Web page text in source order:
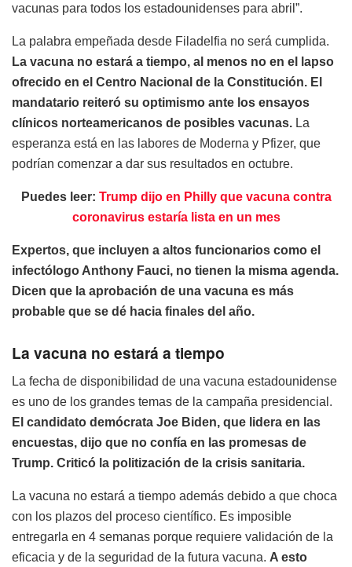
vacunas para todos los estadounidenses para abril”.
La palabra empeñada desde Filadelfia no será cumplida.
La vacuna no estará a tiempo, al menos no en el lapso
ofrecido en el Centro Nacional de la Constitución. El
mandatario reiteró su optimismo ante los ensayos
clínicos norteamericanos de posibles vacunas. La
esperanza está en las labores de Moderna y Pfizer, que
podrían comenzar a dar sus resultados en octubre.
Puedes leer: Trump dijo en Philly que vacuna contra
coronavirus estaría lista en un mes
Expertos, que incluyen a altos funcionarios como el
infectólogo Anthony Fauci, no tienen la misma agenda.
Dicen que la aprobación de una vacuna es más
probable que se dé hacia finales del año.
La vacuna no estará a tiempo
La fecha de disponibilidad de una vacuna estadounidense
es uno de los grandes temas de la campaña presidencial.
El candidato demócrata Joe Biden, que lidera en las
encuestas, dijo que no confía en las promesas de
Trump. Criticó la politización de la crisis sanitaria.
La vacuna no estará a tiempo además debido a que choca
con los plazos del proceso científico. Es imposible
entregarla en 4 semanas porque requiere validación de la
eficacia y de la seguridad de la futura vacuna. A esto